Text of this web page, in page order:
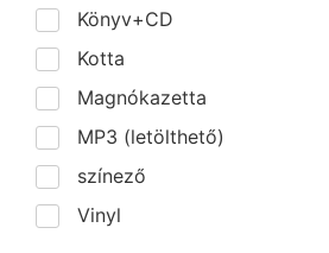
Könyv+CD
Kotta
Magnókazetta
MP3 (letölthető)
színező
Vinyl